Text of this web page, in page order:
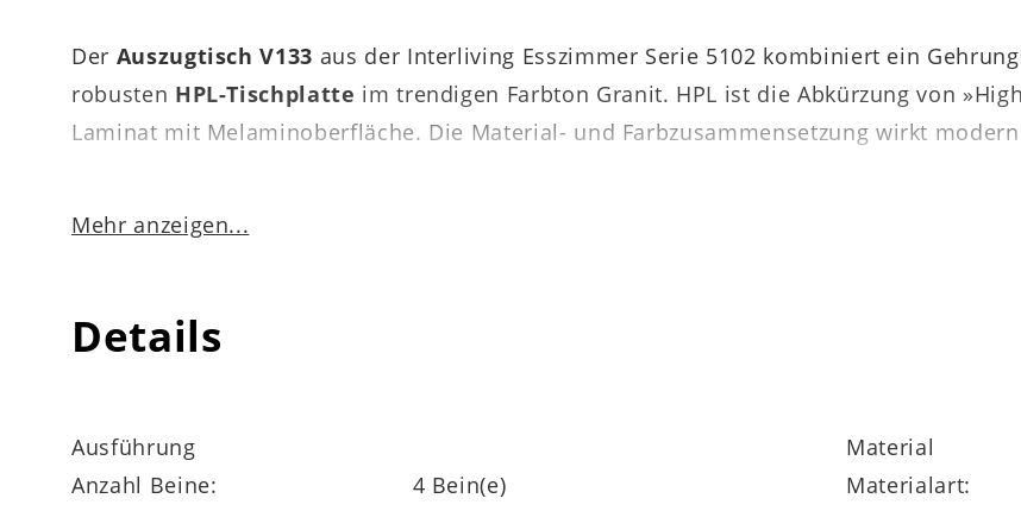
Der Auszugtisch V133 aus der Interliving Esszimmer Serie 5102 kombiniert ein
robusten HPL-Tischplatte im trendigen Farbton Granit. HPL ist die Abkürzung von
Laminat mit Melaminoberfläche. Die Material- und Farbzusammensetzung wirkt
der Interliving Esszimmer Serie 5102
Es stehen Artikelvarianten mit der Produktnummer 941005-0202 zur Verfügung.
Esszimmer Serie 5102, die den Auszugtisch stilistisch aufgreifen und damit perfekt
Mehr anzeigen...
Details
Ausführung
Anzahl Beine:
4 Bein(e)
Material
Materialart: